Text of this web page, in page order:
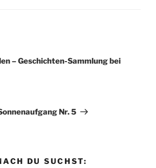
– Geschichten-Sammlung bei
Nr. 5
DU SUCHST: